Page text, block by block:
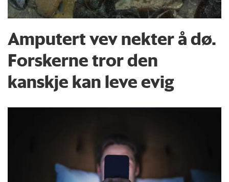
Amputert vev nekter å dø.
Forskerne tror den
kanskje kan leve evig